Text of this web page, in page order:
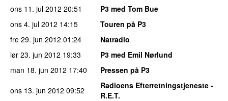
ons 11. jul 2012 20:51
P3 med Tom Bue
ons 4. jul 2012 14:15
Touren på P3
fre 29. jun 2012 01:24
Natradio
lør 23. jun 2012 19:33
P3 med Emil Nørlund
man 18. jun 2012 17:40
Pressen på P3
ons 13. jun 2012 09:52
Radioens Efterretningstjeneste -
R.E.T.